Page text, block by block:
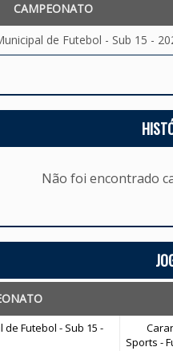
CAMPEONATO
de Futebol - Sub 15 -
Não foi encontrado
Futebol - Sub 15 -
Sports -